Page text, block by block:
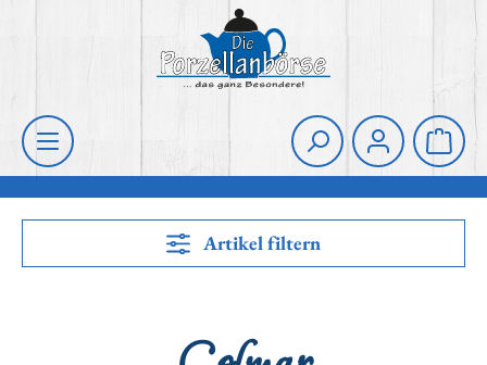
Hauptinhalt springen
Artikel filtern